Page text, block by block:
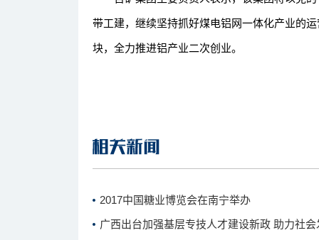
带工建，继续坚持抓好煤电铝网一体化产业的
块，全力推进铝产业二次创业。
2017中国糖业博览会在南宁举办
广西出台加强基层专技人才建设新政 助力社会